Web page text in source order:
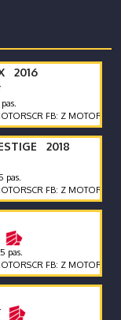
2016
FB: Z MOTORS.
2018
pas.
FB: Z MOTORS.
pas.
FB: Z MOTORS.